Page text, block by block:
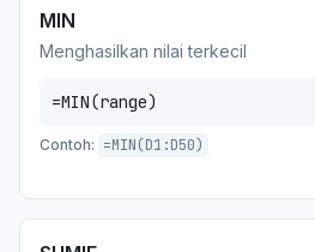
MIN
Menghasilkan nilai terkecil
=MIN(range)
Contoh: =MIN(D1:D50)